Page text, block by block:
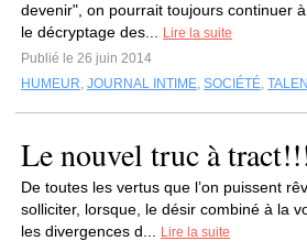
devenir", on pourrait toujours continuer
le décryptage des...
Lire la suite
Publié le 26 juin 2014
HUMEUR, JOURNAL INTIME, SOCIÉTÉ,
Le nouvel truc à
De toutes les vertus que l’on puissent
solliciter, lorsque, le désir combiné à la
les divergences d...
Lire la suite